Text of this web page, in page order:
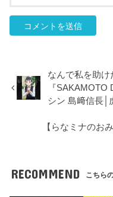
なんで私を助
『SAKAMOTO
シン 島﨑信長│
【らなミナのお
RECOMMEND こちら